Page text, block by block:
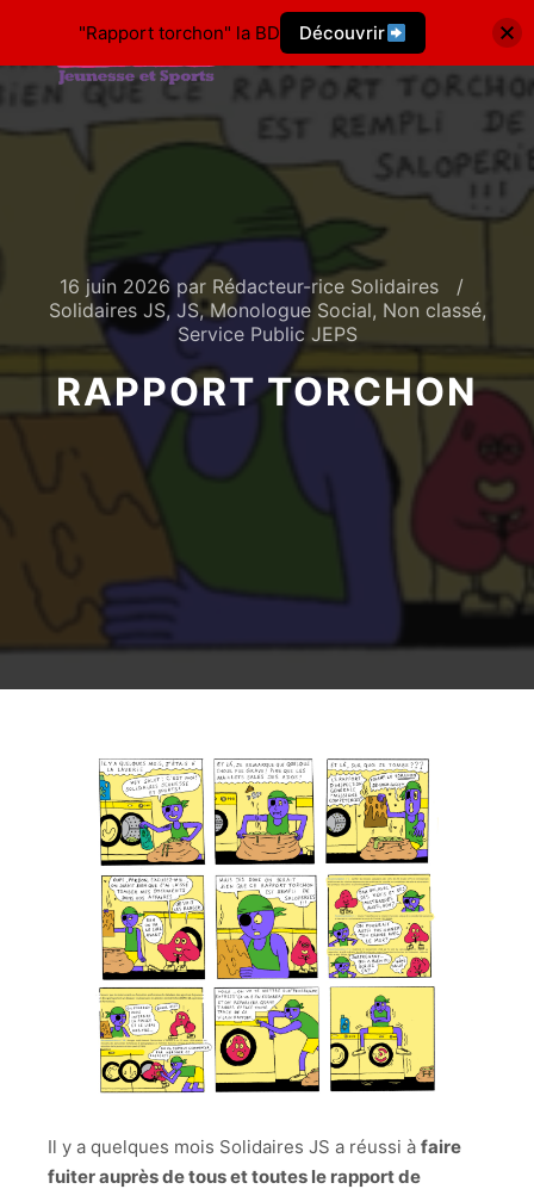
16 juin 2026par Rédacteur-rice Solidaires
Solidaires JS, JS,Monologue Social, Non classé,
Service Public JEPS
RAPPORT TORCHON
Il y a quelques mois Solidaires JS a réussi à faire
fuiter auprès de tous et toutes le rapport de
"Rapport torchon" la BD Découvrir